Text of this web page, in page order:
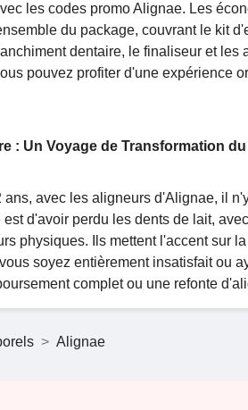
les codes promo Alignae. Les
du package, couvrant le kit
dentaire, le finaliseur et
pouvez profiter d'une expérience
: Un Voyage de Transformation
ans, avec les aligneurs d'Alignae, il
d'avoir perdu les dents de lait,
physiques. Ils mettent l'accent sur
soyez entièrement insatisfait ou
complet ou une refonte
Alignae